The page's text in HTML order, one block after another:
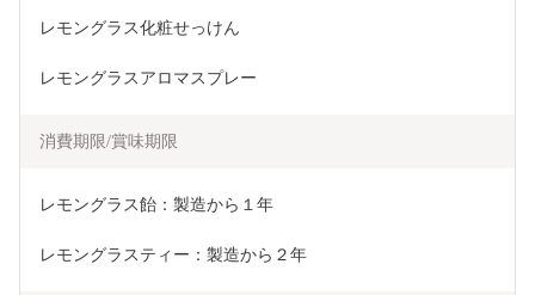
レモングラス化粧せっけん
レモングラスアロマスプレー
消費期限/賞味期限
レモングラス飴：製造から１年
レモングラスティー：製造から２年